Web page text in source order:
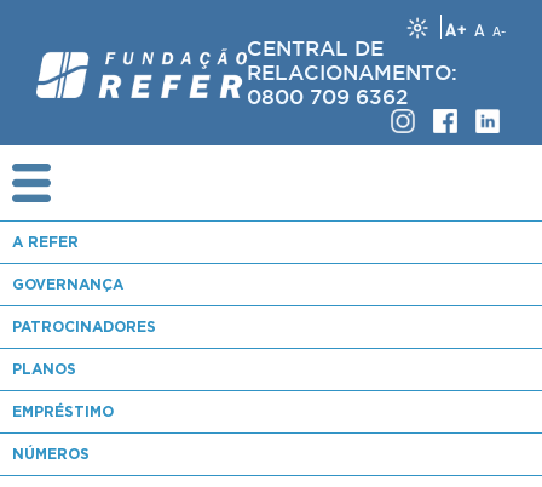
A+ A A-
CENTRAL DE
RELACIONAMENTO:
0800 709 6362
A REFER
GOVERNANÇA
PATROCINADORES
PLANOS
EMPRÉSTIMO
NÚMEROS